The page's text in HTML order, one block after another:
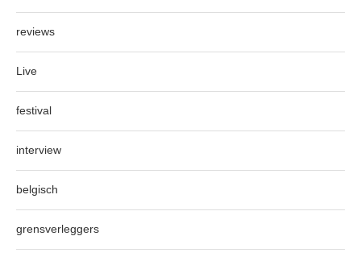
reviews
Live
festival
interview
belgisch
grensverleggers